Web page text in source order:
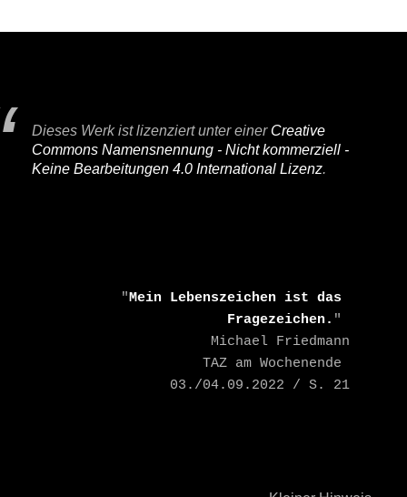
Dieses Werk ist lizenziert unter einer Creative
Commons Namensnennung - Nicht kommerziell -
Keine Bearbeitungen 4.0 International Lizenz.
    "
Mein Lebenszeichen ist das
Fragezeichen. "
03./04.09.2022 / S. 21